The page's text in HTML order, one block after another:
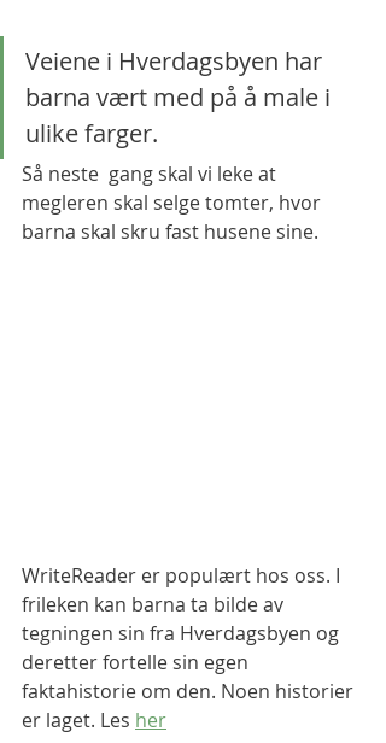
Veiene i Hverdagsbyen har
barna vært med på å male i
ulike farger.
Så neste  gang skal vi leke at
megleren skal selge tomter, hvor
barna skal skru fast husene sine.
WriteReader er populært hos oss. I
frileken kan barna ta bilde av
tegningen sin fra Hverdagsbyen og
deretter fortelle sin egen
faktahistorie om den. Noen historier
er laget. Les her